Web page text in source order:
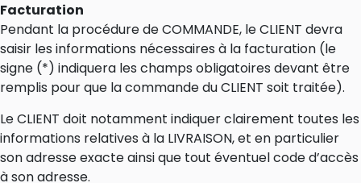
Facturation
Pendant la procédure de COMMANDE, le CLIENT devra
saisir les informations nécessaires à la facturation (le
signe (*) indiquera les champs obligatoires devant être
remplis pour que la commande du CLIENT soit traitée).
Le CLIENT doit notamment indiquer clairement toutes les
informations relatives à la LIVRAISON, et en particulier
son adresse exacte ainsi que tout éventuel code d’accès
à son adresse.